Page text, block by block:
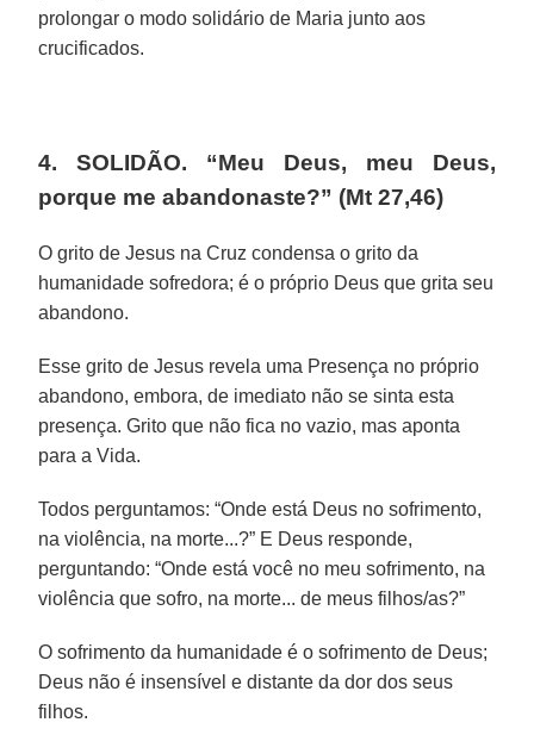
prolongar o modo solidário de Maria junto aos
crucificados.
4. SOLIDÃO. “Meu Deus, meu Deus,
porque me abandonaste?” (Mt 27,46)
O grito de Jesus na Cruz condensa o grito da
humanidade sofredora; é o próprio Deus que grita seu
abandono.
Esse grito de Jesus revela uma Presença no próprio
abandono, embora, de imediato não se sinta esta
presença. Grito que não fica no vazio, mas aponta
para a Vida.
Todos perguntamos: “Onde está Deus no sofrimento,
na violência, na morte...?” E Deus responde,
perguntando: “Onde está você no meu sofrimento, na
violência que sofro, na morte... de meus filhos/as?”
O sofrimento da humanidade é o sofrimento de Deus;
Deus não é insensível e distante da dor dos seus
filhos.